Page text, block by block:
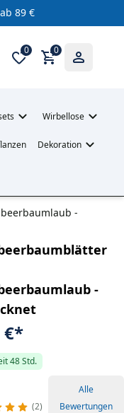
89 €
0 0
Wirbellose
Dekoration
-
-
€*
48 Std.
2
Alle
Bewertungen